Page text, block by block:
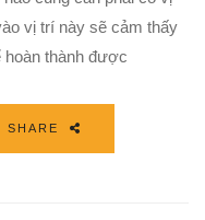
vị trí này sẽ cảm thấy
hoàn thành được
SHARE